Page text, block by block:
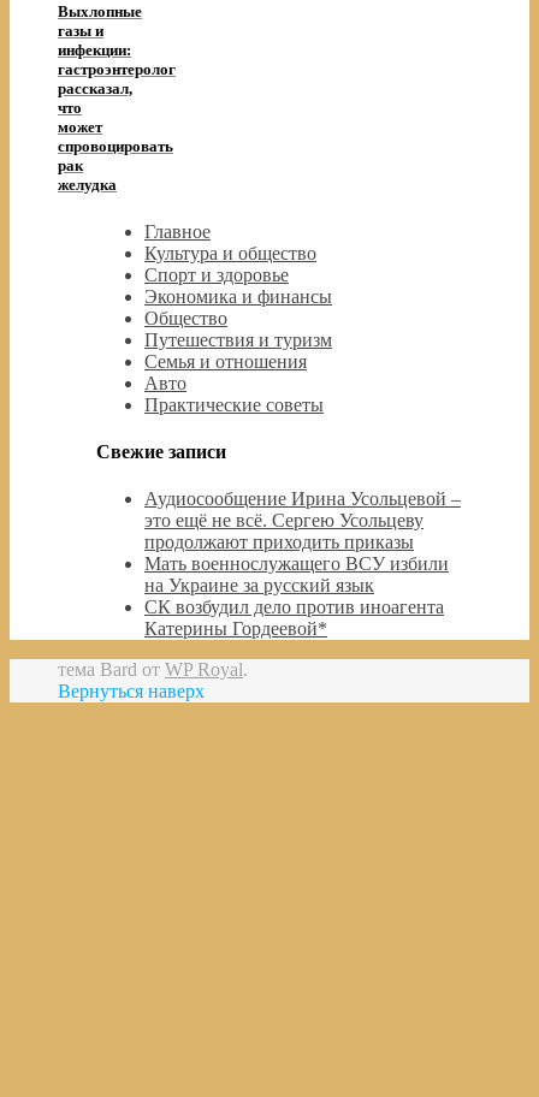
Выхлопные
газы и
инфекции:
гастроэнтеролог
рассказал,
что
может
спровоцировать
рак
желудка
Главное
Культура и общество
Спорт и здоровье
Экономика и финансы
Общество
Путешествия и туризм
Семья и отношения
Авто
Практические советы
Свежие записи
Аудиосообщение Ирина Усольцевой –
это ещё не всё. Сергею Усольцеву
продолжают приходить приказы
Мать военнослужащего ВСУ избили
на Украине за русский язык
СК возбудил дело против иноагента
Катерины Гордеевой*
тема Bard от WP Royal.
Вернуться наверх